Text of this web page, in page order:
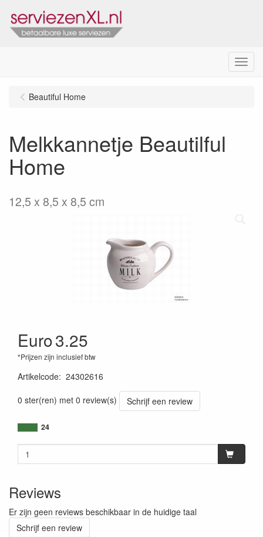
Menu
Beautiful Home
Melkkannetje Beautilful
Home
12,5 x 8,5 x 8,5 cm
Euro3.25
*Prijzen zijn inclusief btw
Artikelcode: 24302616
0 ster(ren) met 0 review(s)
Schrijf een review
24
Reviews
Er zijn geen reviews beschikbaar in de huidige taal
Schrijf een review